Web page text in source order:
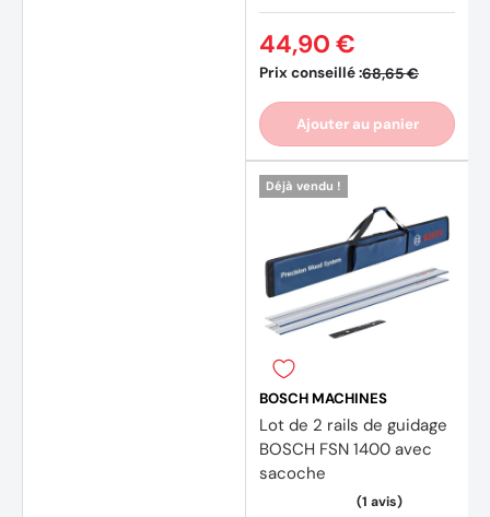
Prix conseillé :68,65 €
44,90 €
Ajouter au panier
Déjà vendu !
BOSCH MACHINES
Lot de 2 rails de guidage
BOSCH FSN 1400 avec
sacoche